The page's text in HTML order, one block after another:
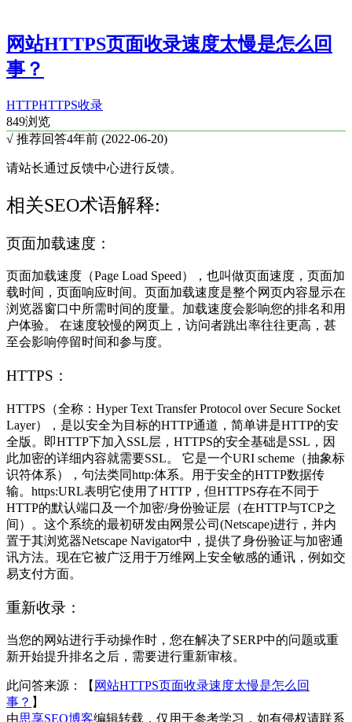
网站HTTPS页面收录速度太慢是怎么回
事？
HTTPHTTPS收录
849浏览
√ 推荐回答4年前 (2022-06-20)
请站长通过反馈中心进行反馈。
相关SEO术语解释:
页面加载速度：
页面加载速度（Page Load Speed），也叫做页面速度，页面加
载时间，页面响应时间。页面加载速度是整个网页内容显示在
浏览器窗口中所需时间的度量。加载速度会影响您的排名和用
户体验。 在速度较慢的网页上，访问者跳出率往往更高，甚
至会影响停留时间和参与度。
HTTPS：
HTTPS（全称：Hyper Text Transfer Protocol over Secure Socket
Layer），是以安全为目标的HTTP通道，简单讲是HTTP的安
全版。即HTTP下加入SSL层，HTTPS的安全基础是SSL，因
此加密的详细内容就需要SSL。 它是一个URI scheme（抽象标
识符体系），句法类同http:体系。用于安全的HTTP数据传
输。https:URL表明它使用了HTTP，但HTTPS存在不同于
HTTP的默认端口及一个加密/身份验证层（在HTTP与TCP之
间）。这个系统的最初研发由网景公司(Netscape)进行，并内
置于其浏览器Netscape Navigator中，提供了身份验证与加密通
讯方法。现在它被广泛用于万维网上安全敏感的通讯，例如交
易支付方面。
重新收录：
当您的网站进行手动操作时，您在解决了SERP中的问题或重
新开始提升排名之后，需要进行重新审核。
此问答来源：【 网站HTTPS页面收录速度太慢是怎么回
事？ 】
由思享SEO博客编辑转载，仅用于参考学习，如有侵权请联系